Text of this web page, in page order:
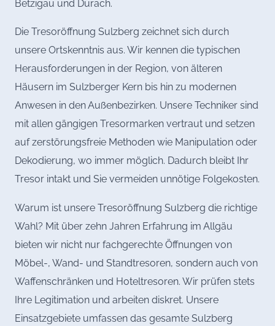
Betzigau und Durach.
Die Tresoröffnung Sulzberg zeichnet sich durch
unsere Ortskenntnis aus. Wir kennen die typischen
Herausforderungen in der Region, von älteren
Häusern im Sulzberger Kern bis hin zu modernen
Anwesen in den Außenbezirken. Unsere Techniker sind
mit allen gängigen Tresormarken vertraut und setzen
auf zerstörungsfreie Methoden wie Manipulation oder
Dekodierung, wo immer möglich. Dadurch bleibt Ihr
Tresor intakt und Sie vermeiden unnötige Folgekosten.
Warum ist unsere Tresoröffnung Sulzberg die richtige
Wahl? Mit über zehn Jahren Erfahrung im Allgäu
bieten wir nicht nur fachgerechte Öffnungen von
Möbel-, Wand- und Standtresoren, sondern auch von
Waffenschränken und Hoteltresoren. Wir prüfen stets
Ihre Legitimation und arbeiten diskret. Unsere
Einsatzgebiete umfassen das gesamte Sulzberg